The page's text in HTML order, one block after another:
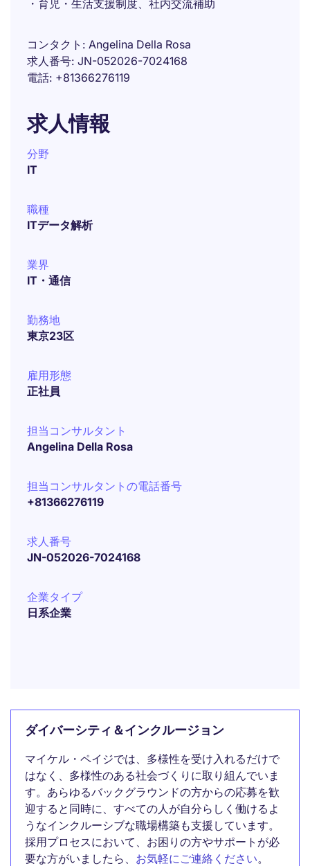
・育児・生活支援制度、社内交流補助
コンタクト
Angelina Della Rosa
求人番号 JN-052026-7024168
電話 +81366276119
求人情報
分野
IT
職種
ITデータ解析
業界
IT・通信
勤務地
東京23区
雇用形態
正社員
担当コンサルタント
Angelina Della Rosa
担当コンサルタントの電話番号
+81366276119
求人番号
JN-052026-7024168
企業タイプ
日系企業
ダイバーシティ＆インクルージョン
マイケル・ペイジでは、多様性を受け入れるだけで
はなく、多様性のある社会づくりに取り組んでいま
す。あらゆるバックグラウンドの方からの応募を歓
迎すると同時に、すべての人が自分らしく働けるよ
うなインクルーシブな職場構築も支援しています。
採用プロセスにおいて、お困りの方やサポートが必
要な方がいましたら、 お気軽にご連絡ください。